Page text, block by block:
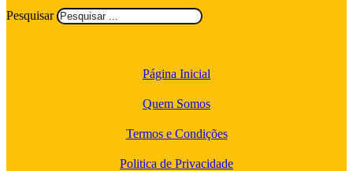
Pesquisar
Página Inicial
Quem Somos
Termos e Condições
Politica de Privacidade